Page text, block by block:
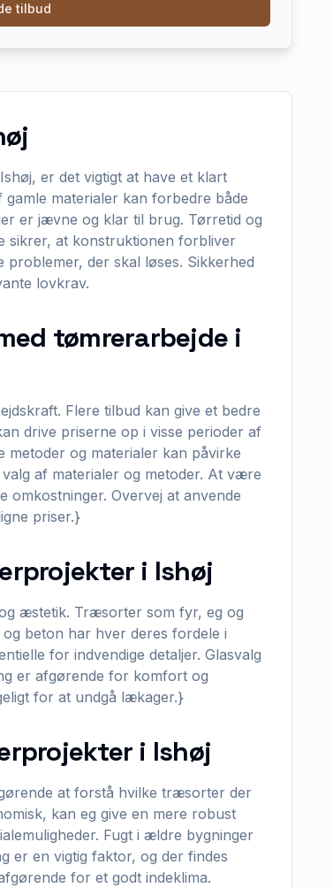
tilbud
er det vigtigt at have et klart
materialer kan forbedre både
er jævne og klar til brug. Tørretid og
sikrer, at konstruktionen forbliver
der skal løses. Sikkerhed
lovkrav.
tømrerarbejde i
Flere tilbud kan give et bedre
drive priserne op i visse perioder af
og materialer kan påvirke
af materialer og metoder. At være
Overvej at anvende
priser.}
i Ishøj
æstetik. Træsorter som fyr, eg og
beton har hver deres fordele i
for indvendige detaljer. Glasvalg
er afgørende for komfort og
for at undgå lækager.}
i Ishøj
at forstå hvilke træsorter der
kan eg give en mere robust
Fugt i ældre bygninger
er en vigtig faktor, og der findes
for et godt indeklima.